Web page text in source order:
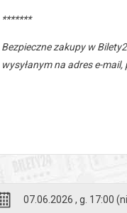
*******
Bezpieczne zakupy w
wysyłanym na adres e-
07.06.2026 , g. 17:00